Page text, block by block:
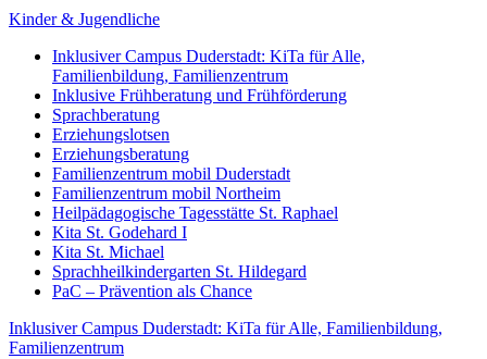
Kinder & Jugendliche
Inklusiver Campus Duderstadt: KiTa für Alle,
Familienbildung, Familienzentrum
Inklusive Frühberatung und Frühförderung
Sprachberatung
Erziehungslotsen
Erziehungsberatung
Familienzentrum mobil Duderstadt
Familienzentrum mobil Northeim
Heilpädagogische Tagesstätte St. Raphael
Kita St. Godehard I
Kita St. Michael
Sprachheilkindergarten St. Hildegard
PaC – Prävention als Chance
Inklusiver Campus Duderstadt: KiTa für Alle, Familienbildung,
Familienzentrum